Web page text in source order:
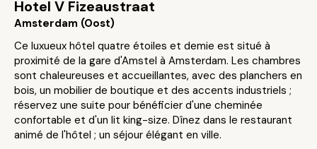
Hotel V Fizeaustraat
Amsterdam (Oost)
Ce luxueux hôtel quatre étoiles et demie est situé à
proximité de la gare d'Amstel à Amsterdam. Les chambres
sont chaleureuses et accueillantes, avec des planchers en
bois, un mobilier de boutique et des accents industriels ;
réservez une suite pour bénéficier d'une cheminée
confortable et d'un lit king-size. Dînez dans le restaurant
animé de l'hôtel ; un séjour élégant en ville.